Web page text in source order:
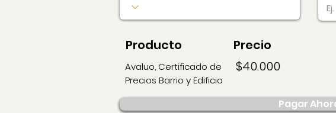
Producto
Avaluo, Certificado de
Precios Barrio y Edificio
Precio
$40.000
Pagar